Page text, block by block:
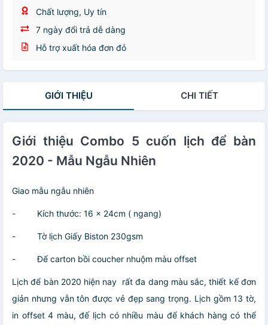
Chất lượng, Uy tín
7 ngày đổi trả dễ dàng
Hỗ trợ xuất hóa đơn đỏ
GIỚI THIỆU CHI TIẾT
Giới thiệu Combo 5 cuốn lịch để bàn
2020 - Mẫu Ngẫu Nhiên
Giao mẫu ngẫu nhiên
- Kích thước: 16 x 24cm ( ngang)
- Tờ lịch Giấy Biston 230gsm
- Đế carton bồi coucher nhuộm màu offset
Lịch để bàn 2020 hiện nay rất đa dang màu sắc, thiết kế đơn
giản nhưng vẫn tôn được vẻ đẹp sang trọng. Lịch gồm 13 tờ,
in offset 4 màu, đế lịch có nhiều màu để khách hàng có thể